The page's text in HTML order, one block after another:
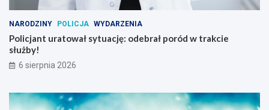
NARODZINY POLICJA WYDARZENIA
Policjant uratował sytuację: odebrał poród w trakcie
służby!
6 sierpnia 2026